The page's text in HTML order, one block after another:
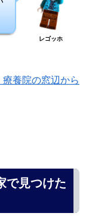
レゴッホ
養院の窓辺から
で見つけた